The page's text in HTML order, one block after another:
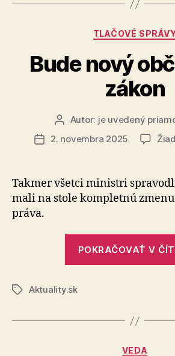
TLAČOVÉ
Bude nový
zákon
AutorAutor: je uvedený
Dátum
2. novembra 2025
Takmer všetci ministri
mali na stole kompletnú
práva.
POKRAČOVAŤ V
ZnačkyAktuality.sk
Kategórie
VEDA